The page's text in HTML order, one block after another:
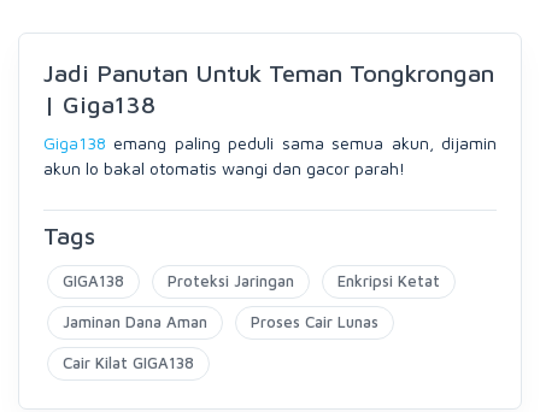
Jadi Panutan Untuk Teman Tongkrongan
| Giga138
Giga138 emang paling peduli sama semua akun, dijamin
akun lo bakal otomatis wangi dan gacor parah!
Tags
GIGA138 Proteksi Jaringan Enkripsi Ketat
Jaminan Dana Aman Proses Cair Lunas
Cair Kilat GIGA138